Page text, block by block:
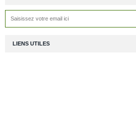
LIENS UTILES